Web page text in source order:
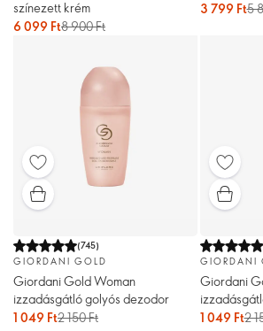
színezett krém
6 099 Ft8 900 Ft
3 799 Ft5
(745)
GIORDANI GOLD
Giordani Gold Woman
izzadásgátló golyós dezodor
1 049 Ft2 150 Ft
GIORDANI
Giordani
1 049 Ft2